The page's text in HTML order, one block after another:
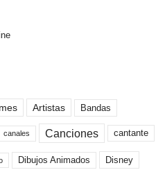
Artistas Bandas
canales Canciones cantante
Dibujos Animados Disney